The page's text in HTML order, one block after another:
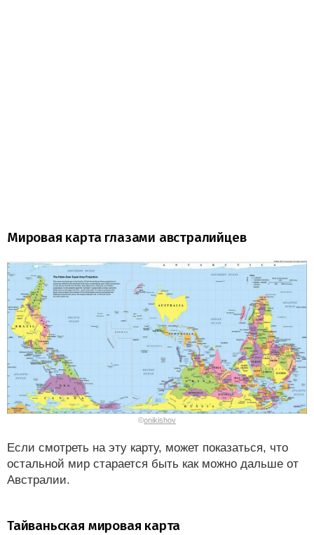
Мировая карта глазами австралийцев
©onikishov
Если смотреть на эту карту, может показаться, что
остальной мир старается быть как можно дальше от
Австралии.
Тайваньская мировая карта